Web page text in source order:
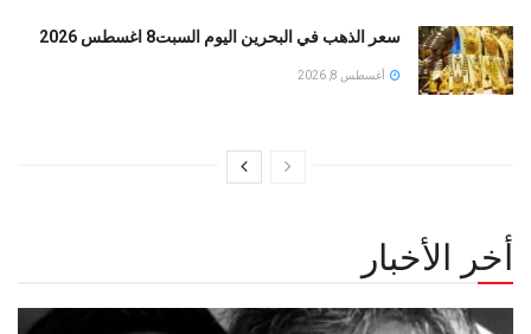
سعر الذهب في البحرين اليوم السبت8 اغسطس 2026
أغسطس 8, 2026
أخر الأخبار